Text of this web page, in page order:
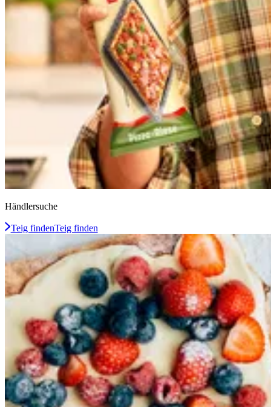
Händlersuche
Teig findenTeig finden